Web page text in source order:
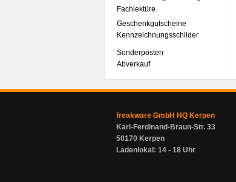
Fachlektüre
Geschenkgutscheine
Kennzeichnungsschilder
Sonderposten
Abverkauf
freakware GmbH HQ Kerpen
Karl-Ferdinand-Braun-Str. 33
50170 Kerpen
Ladenlokal: 14 - 18 Uhr